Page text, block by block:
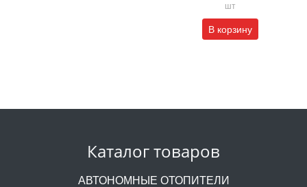
шт
В корзину
Каталог товаров
АВТОНОМНЫЕ ОТОПИТЕЛИ